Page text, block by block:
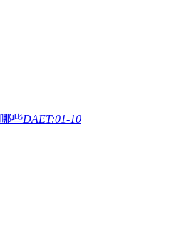
些DAET:01-10